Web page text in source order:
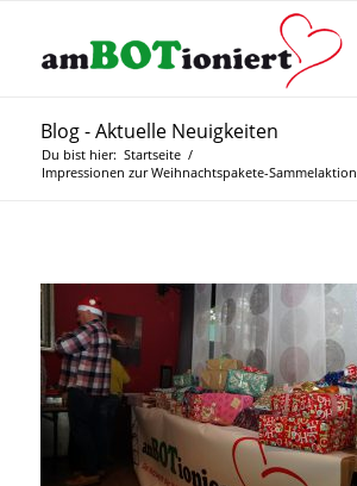
Blog - Aktuelle Neuigkeiten
Du bist hier: Startseite /
Impressionen zur Weihnachtspakete-Sammelaktion